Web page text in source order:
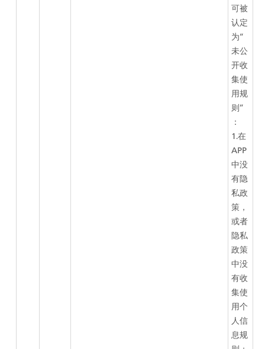
可被
认定
为“
未公
开收
集使
用规
则”
：
1.在
APP
中没
有隐
私政
策，
或者
隐私
政策
中没
有收
集使
用个
人信
息规